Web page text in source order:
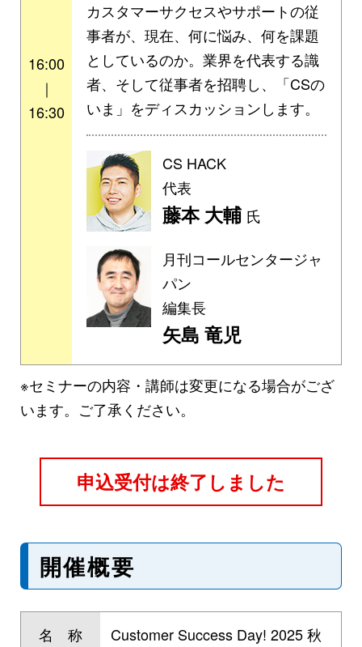
16:00
｜
16:30
カスタマーサクセスやサポートの従
事者が、現在、何に悩み、何を課題
としているのか。業界を代表する識
者、そして従事者を招聘し、「CSの
いま」をディスカッションします。
CS HACK
代表
藤本 大輔 氏
月刊コールセンタージャ
パン
編集長
矢島 竜児
※セミナーの内容・講師は変更になる場合がござ
います。ご了承ください。
申込受付は終了しました
開催概要
名 称 Customer Success Day! 2025 秋